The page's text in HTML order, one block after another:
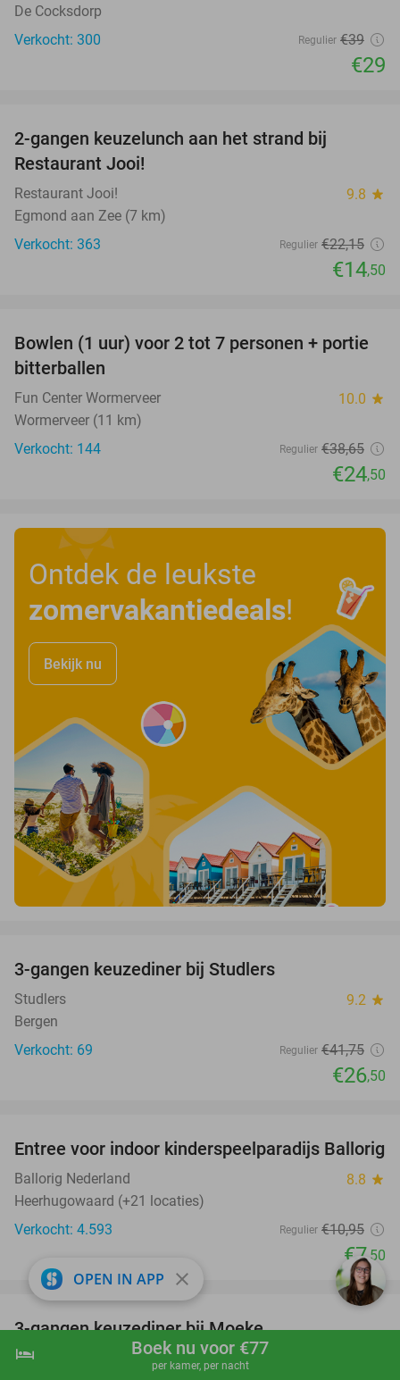
shopping_cart Boek nu
hotel Boek nu voor €77
per kamer, per nacht
De Cocksdorp
Verkocht: 300
Regulier €39
€29
2-gangen keuzelunch aan het strand bij
Restaurant Jooi!
Restaurant Jooi! 9.8 star
Egmond aan Zee (7 km)
Verkocht: 363
Regulier €22,15
€14,50
37%
Bowlen (1 uur) voor 2 tot 7 personen + portie
bitterballen
Fun Center Wormerveer 10.0 star
Wormerveer (11 km)
Verkocht: 144
Regulier €38,65
€24,50
Ontdek de leukste
zomervakantiedeals!
Bekijk nu
3-gangen keuzediner bij Studlers
Studlers 9.2 star
Bergen
Verkocht: 69
Regulier €41,75
€26,50
32%
Entree voor indoor kinderspeelparadijs Ballorig
Ballorig Nederland 8.8 star
Heerhugowaard (+21 locaties)
Verkocht: 4.593
Regulier €10,95
€7 ,50
40%
favorite_border
3-gangen keuzediner bij Moeke
Moeke
OPEN IN APP close